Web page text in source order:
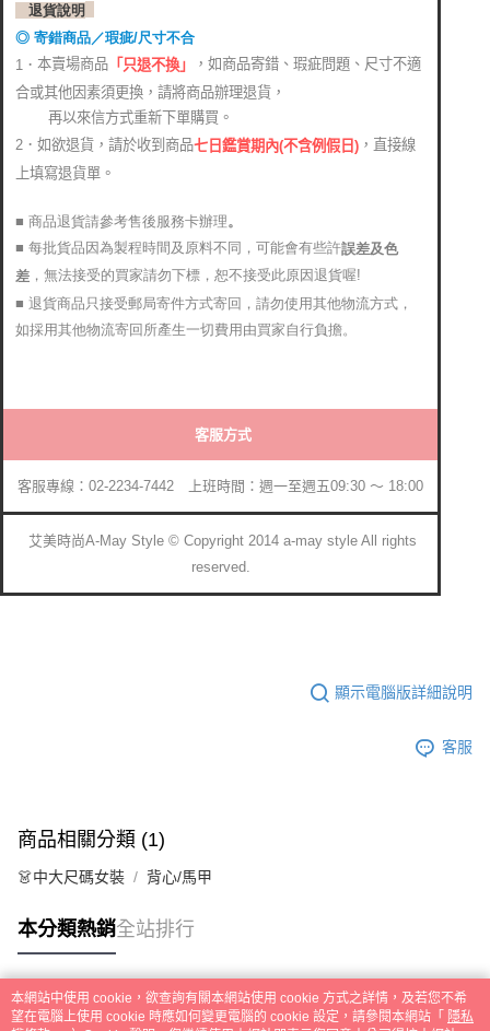
退貨說明
◎ 寄錯商品／瑕疵/尺寸不合
1． 本賣場商品 「只退不換」
，如商品寄錯、瑕疵問題、尺寸不適
合或其他因素須更換，請將商品辦理退貨，
再以來信方式重新下單購買。
2．如欲退貨，請於收到商品七日鑑賞期內(不含例假日) ，直接線
上填寫退貨單。
■ 商品退貨請參考售後服務卡辦理。
■ 每批貨品因為製程時間及原料不同，可能會有些許誤差及色
差 ，無法接受的買家請勿下標，恕不接受此原因退貨喔!
■ 退貨商品只接受郵局寄件方式寄回，請勿使用其他物流方式，
如採用其他物流寄回所產生一切費用由買家自行負擔。
客服方式
客服專線：02-2234-7442 上班時間：週一至週五09:30 ～ 18:00
艾美時尚A-May Style © Copyright 2014 a-may style All rights
reserved.
顯示電腦版詳細說明
客服
商品相關分類 (1)
👗中大尺碼女裝 背心/馬甲
本分類熱銷全站排行
熱門標籤
本網站中使用 cookie，欲查詢有關本網站使用 cookie 方式之詳情，及若您不希
望在電腦上使用 cookie 時應如何變更電腦的 cookie 設定，請參閱本網站「 隱私